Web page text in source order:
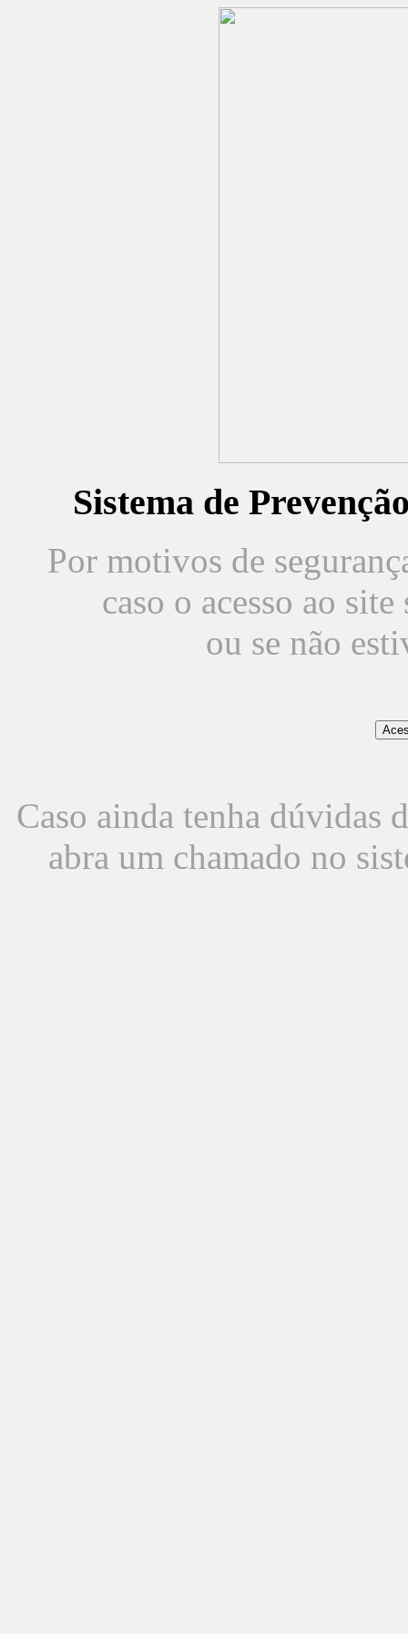
Sistema de
Por motivos de
caso o acesso ao
ou se não
Caso ainda tenha dúvidas
abra um chamado no